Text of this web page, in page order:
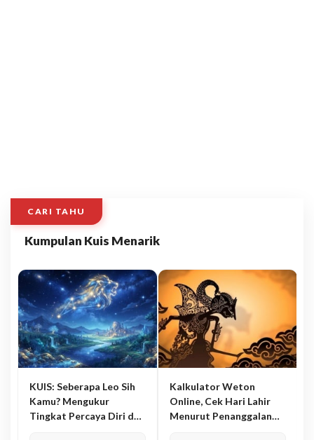
CARI TAHU
Kumpulan Kuis Menarik
KUIS: Seberapa Leo Sih
Kamu? Mengukur
Tingkat Percaya Diri dan
Kalkulator Weton
Online, Cek Hari Lahir
Menurut Penanggalan